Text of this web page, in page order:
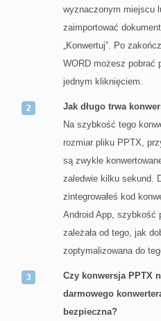
wyznaczonym miejscu
zaimportować
„Konwertuj”. Po
WORD możesz pobrać
jednym kliknięciem.
Jak długo trwa
Na szybkość tego
rozmiar pliku PPTX,
są zwykle
zaledwie kilku sekund.
zintegrowałeś kod
Android App, szybkość
zależała od tego, jak
zoptymalizowana do
Czy konwersja PPTX
darmowego
bezpieczna?